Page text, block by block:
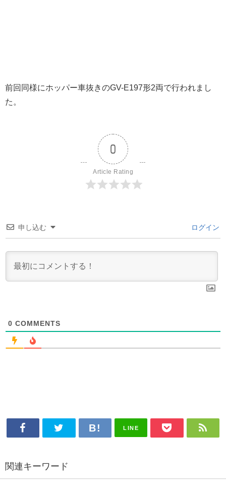
前回同様にホッパー車抜きのGV-E197形2両で行われまし
た。
0
Article Rating
申し込む ログイン
0 COMMENTS
LINE
関連キーワード